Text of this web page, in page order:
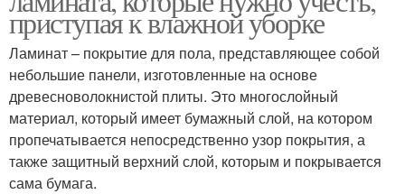
приступая к влажной уборке
Ламинат – покрытие для пола, представляющее собой
небольшие панели, изготовленные на основе
древесноволокнистой плиты. Это многослойный
материал, который имеет бумажный слой, на котором
пропечатывается непосредственно узор покрытия, а
также защитный верхний слой, которым и покрывается
сама бумага.